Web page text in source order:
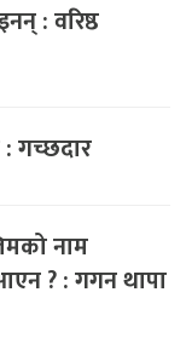
: वरिष्ठ
: गच्छदार
नाम
? : गगन थापा